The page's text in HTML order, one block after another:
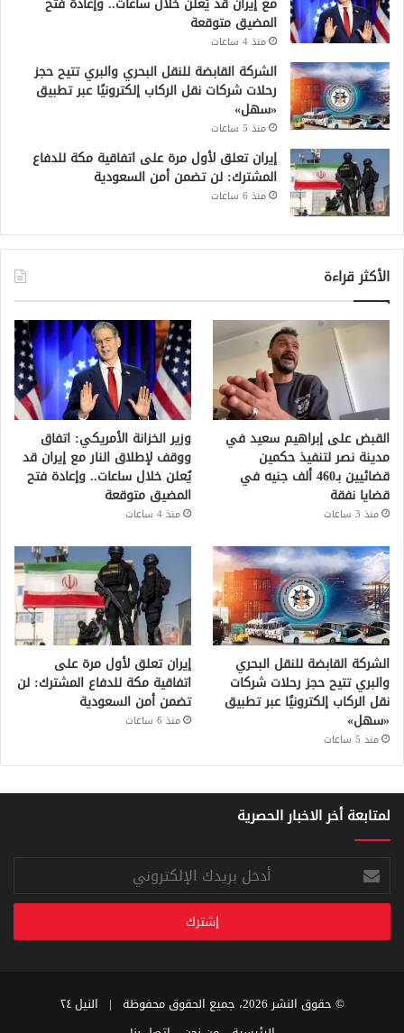
المضيق متوقعة
منذ 4 ساعات
الشركة القابضة للنقل البحري والبري تتيح حجز
رحلات شركات نقل الركاب إلكترونيًا عبر تطبيق
«سهل»
منذ 5 ساعات
إيران تعلق لأول مرة على اتفاقية مكة للدفاع
المشترك: لن تضمن أمن السعودية
منذ 6 ساعات
الأكثر قراءة
القبض على إبراهيم سعيد في
مدينة نصر لتنفيذ حكمين
قضائيين بـ460 ألف جنيه في
قضايا نفقة
منذ 3 ساعات
وزير الخزانة الأمريكي: اتفاق
ووقف لإطلاق النار مع إيران قد
يُعلن خلال ساعات.. وإعادة فتح
المضيق متوقعة
منذ 4 ساعات
الشركة القابضة للنقل البحري
والبري تتيح حجز رحلات شركات
نقل الركاب إلكترونيًا عبر تطبيق
«سهل»
منذ 5 ساعات
إيران تعلق لأول مرة على
اتفاقية مكة للدفاع المشترك: لن
تضمن أمن السعودية
منذ 6 ساعات
لمتابعة أخر الاخبار الحصرية
أدخل
بريدك
الإلكتروني
© حقوق النشر 2026، جميع الحقوق محفوظة |
النيل ٢٤